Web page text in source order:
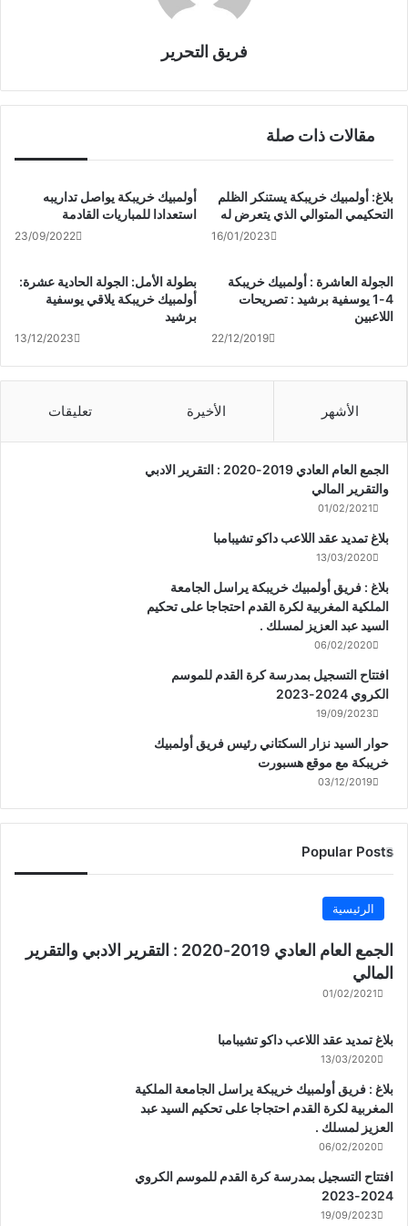
فريق التحرير
مقالات ذات صلة
أولمبيك خريبكة يواصل تداريبه
استعدادا للمباريات القادمة
23/09/2022
بلاغ: أولمبيك خريبكة يستنكر الظلم
التحكيمي المتوالي الذي يتعرض له
16/01/2023
بطولة الأمل: الجولة الحادية عشرة:
أولمبيك خريبكة يلاقي يوسفية
برشيد
13/12/2023
الجولة العاشرة : أولمبيك خريبكة
4-1 يوسفية برشيد : تصريحات
اللاعبين
22/12/2019
الأشهر الأخيرة تعليقات
الجمع العام العادي 2019-2020 : التقرير الادبي
والتقرير المالي
01/02/2021
بلاغ تمديد عقد اللاعب داكو تشيبامبا
13/03/2020
بلاغ : فريق أولمبيك خريبكة يراسل الجامعة
الملكية المغربية لكرة القدم احتجاجا على تحكيم
السيد عبد العزيز لمسلك .
06/02/2020
افتتاح التسجيل بمدرسة كرة القدم للموسم
الكروي 2024-2023
19/09/2023
حوار السيد نزار السكتاني رئيس فريق أولمبيك
خريبكة مع موقع هسبورت
03/12/2019
Popular Posts
الرئيسية
الجمع العام العادي 2019-2020 : التقرير الادبي والتقرير
المالي
01/02/2021
بلاغ تمديد عقد اللاعب داكو تشيبامبا
13/03/2020
بلاغ : فريق أولمبيك خريبكة يراسل الجامعة الملكية
المغربية لكرة القدم احتجاجا على تحكيم السيد عبد
العزيز لمسلك .
06/02/2020
افتتاح التسجيل بمدرسة كرة القدم للموسم الكروي
2024-2023
19/09/2023